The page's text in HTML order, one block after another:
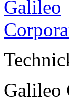
Galileo